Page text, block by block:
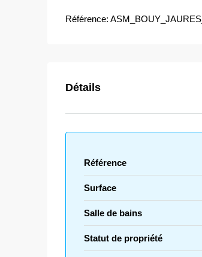
Référence:
Détails
Référence
Surface
Salle de bains
Statut de propriété